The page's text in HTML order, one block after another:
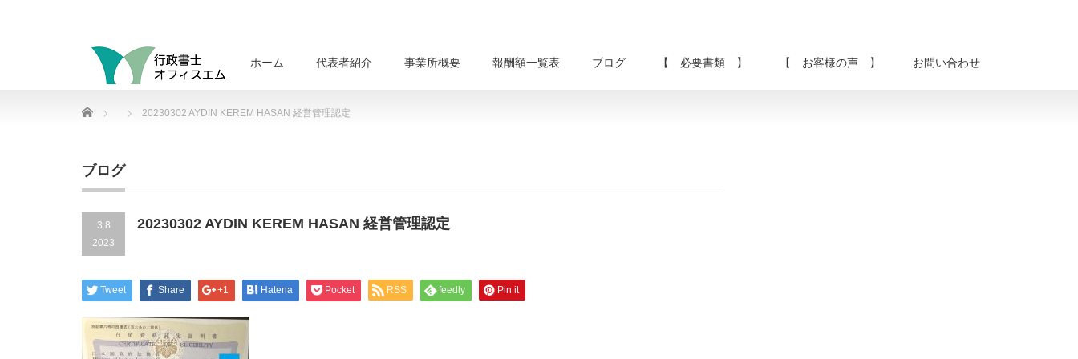
ホーム 代表者紹介 事業所概要 報酬額一覧表 ブログ 【 必要書類 】 【 お客様の声 】 お問い合わせ
Home 20230302 AYDIN KEREM HASAN 経営管理認定
ブログ
3.8
2023
20230302 AYDIN KEREM HASAN 経営管理認定
Tweet Share +1 Hatena Pocket RSS feedly Pin it